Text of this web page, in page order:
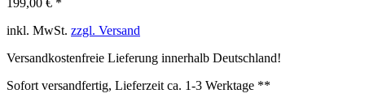
inkl. MwSt. zzgl. Versand
Versandkostenfreie Lieferung innerhalb Deutschland!
Sofort versandfertig, Lieferzeit ca. 1-3 Werktage **